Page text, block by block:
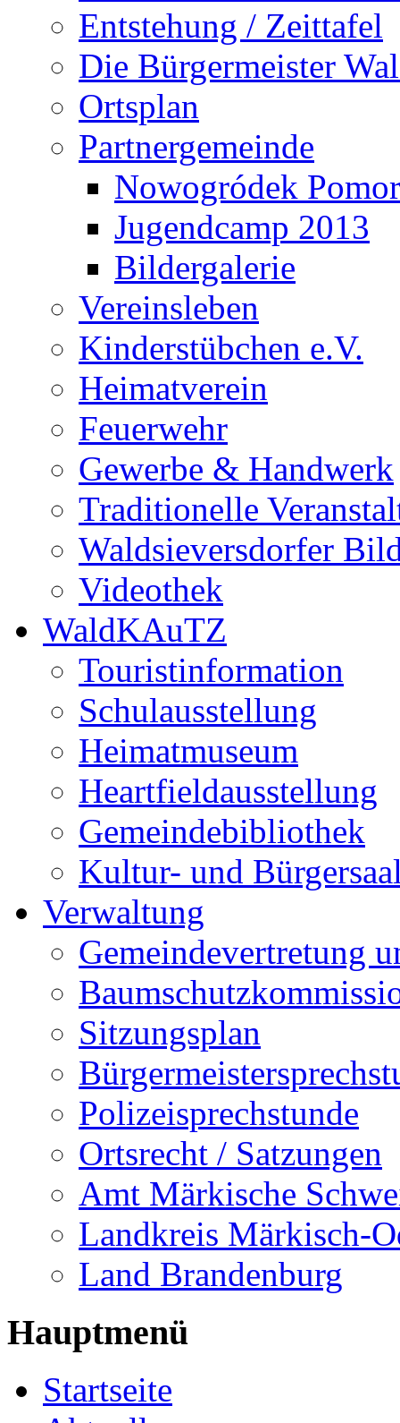
Entstehung / Zeittafel
Die Bürgermeister
Ortsplan
Partnergemeinde
Nowogródek
Jugendcamp 2013
Bildergalerie
Vereinsleben
Kinderstübchen e.V.
Heimatverein
Feuerwehr
Gewerbe & Handwerk
Traditionelle
Waldsieversdorfer
Videothek
WaldKAuTZ
Touristinformation
Schulausstellung
Heimatmuseum
Heartfieldausstellung
Gemeindebibliothek
Kultur- und
Verwaltung
Gemeindevertretung
Sitzungsplan
Polizeisprechstunde
Ortsrecht / Satzungen
Amt Märkische
Landkreis Märkisch-
Land Brandenburg
Hauptmenü
Startseite